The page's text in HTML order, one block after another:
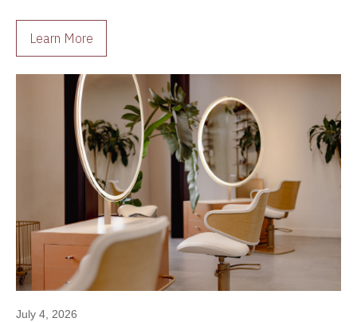
Learn More
July 4, 2026